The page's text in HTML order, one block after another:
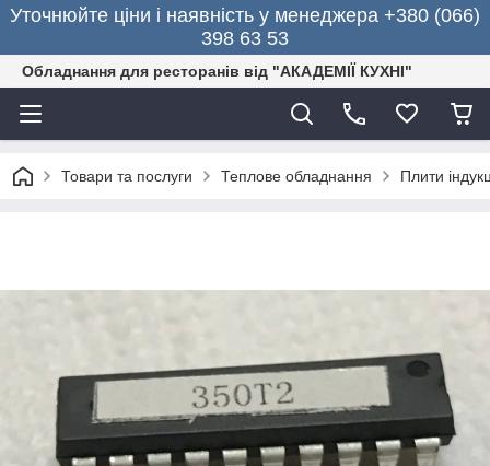
Уточнюйте ціни і наявність у менеджера +380 (066)
398 63 53
Обладнання для ресторанів від "АКАДЕМІЇ КУХНІ"
Товари та послуги Теплове обладнання Плити